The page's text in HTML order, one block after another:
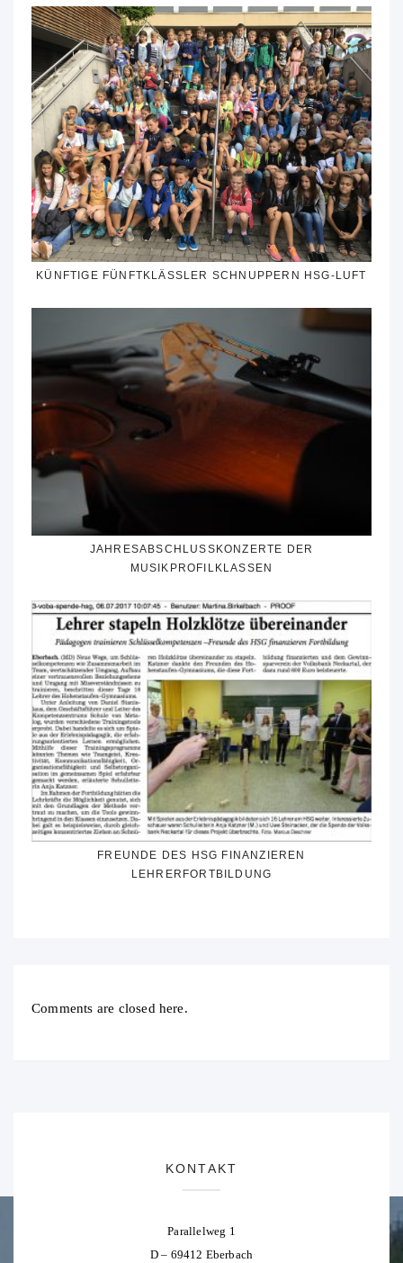
KÜNFTIGE FÜNFTKLÄSSLER SCHNUPPERN HSG-LUFT
JAHRESABSCHLUSSKONZERTE DER
MUSIKPROFILKLASSEN
FREUNDE DES HSG FINANZIEREN
LEHRERFORTBILDUNG
Comments are closed here.
KONTAKT
Parallelweg 1
D – 69412 Eberbach